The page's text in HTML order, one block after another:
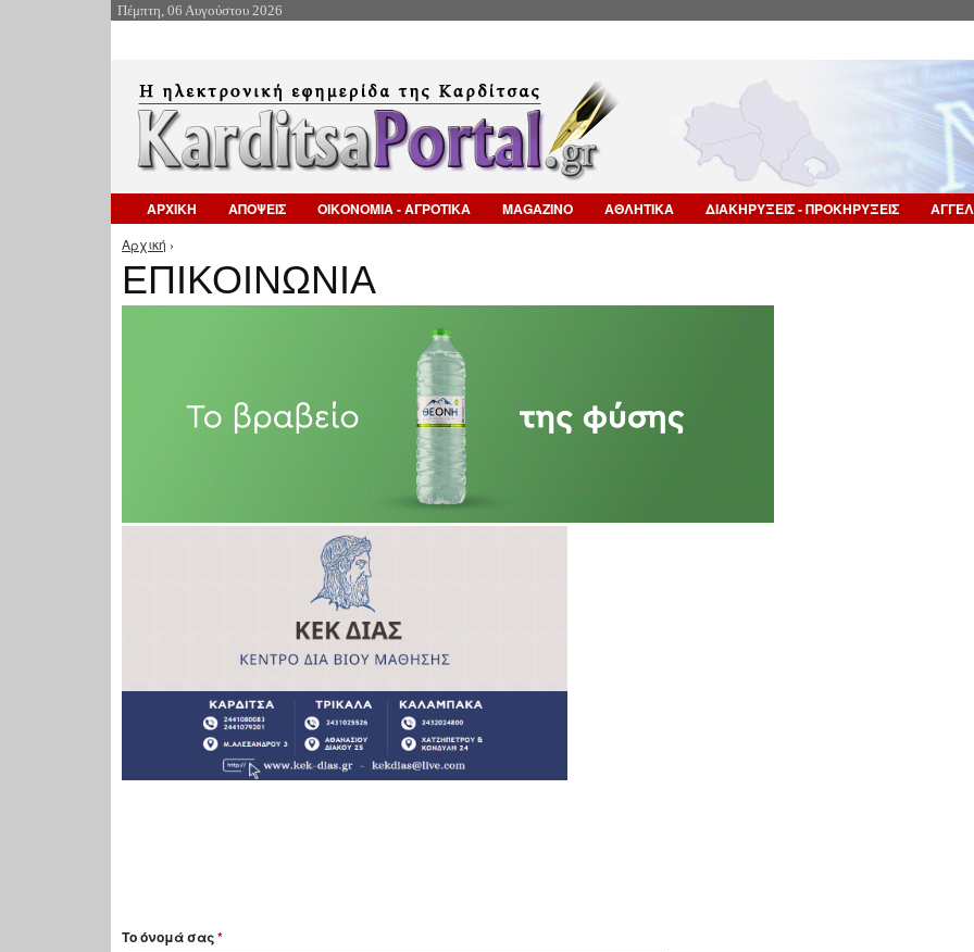
Πέμπτη, 06 Αυγούστου 2026
ΑΡΧΙΚΗ ΑΠΟΨΕΙΣ ΟΙΚΟΝΟΜΙΑ - ΑΓΡΟΤΙΚΑ MAGAZINO ΑΘΛΗΤΙΚΑ ΔΙΑΚΗΡΥΞΕΙΣ - ΠΡΟΚΗΡΥΞΕΙΣ
Είστε εδώ
Αρχική ›
ΕΠΙΚΟΙΝΩΝΙΑ
Το όνομά σας*